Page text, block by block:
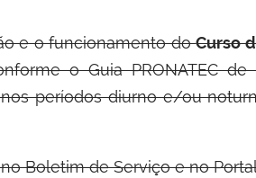
e o funcionamento doCurso
o Guia PRONATEC
períodos diurno e/ou
Boletim de Serviço e no Portal